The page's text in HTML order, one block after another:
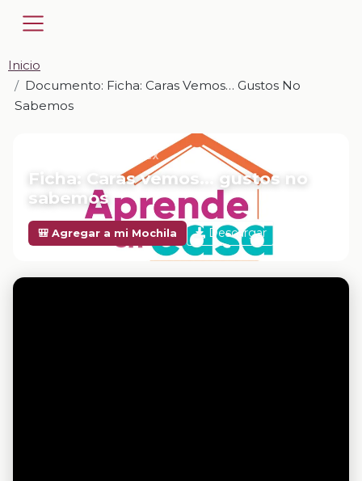
Inicio
Documento: Ficha: Caras Vemos… Gustos No
Sabemos
📎 DOCUMENTO · DOCX
Ficha: Caras vemos… gustos no
sabemos
🎒 Agregar a mi Mochila Descargar